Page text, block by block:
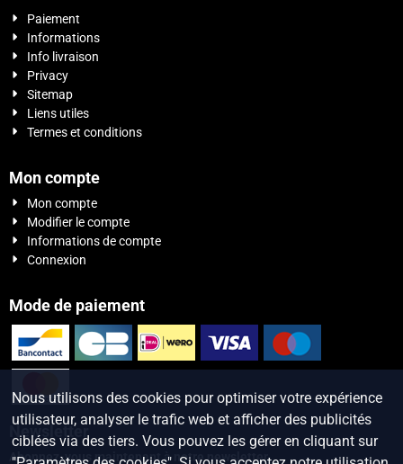
Paiement
Informations
Info livraison
Privacy
Sitemap
Liens utiles
Termes et conditions
Mon compte
Mon compte
Modifier le compte
Informations de compte
Connexion
Mode de paiement
Newsletter
Abonnez-vous maintenant à notre newsletter
Nous utilisons des cookies pour optimiser votre expérience
utilisateur, analyser le trafic web et afficher des publicités
ciblées via des tiers. Vous pouvez les gérer en cliquant sur